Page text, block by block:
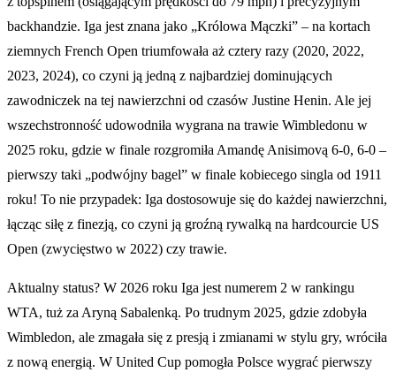
backhandzie. Iga jest znana jako „Królowa Mączki” – na kortach
ziemnych French Open triumfowała aż cztery razy (2020, 2022,
2023, 2024), co czyni ją jedną z najbardziej dominujących
zawodniczek na tej nawierzchni od czasów Justine Henin. Ale jej
wszechstronność udowodniła wygrana na trawie Wimbledonu w
2025 roku, gdzie w finale rozgromiła Amandę Anisimovą 6-0, 6-0 –
pierwszy taki „podwójny bagel” w finale kobiecego singla od 1911
roku! To nie przypadek: Iga dostosowuje się do każdej nawierzchni,
łącząc siłę z finezją, co czyni ją groźną rywalką na hardcourcie US
Open (zwycięstwo w 2022) czy trawie.
Aktualny status? W 2026 roku Iga jest numerem 2 w rankingu
WTA, tuż za Aryną Sabalenką. Po trudnym 2025, gdzie zdobyła
Wimbledon, ale zmagała się z presją i zmianami w stylu gry, wróciła
z nową energią. W United Cup pomogła Polsce wygrać pierwszy